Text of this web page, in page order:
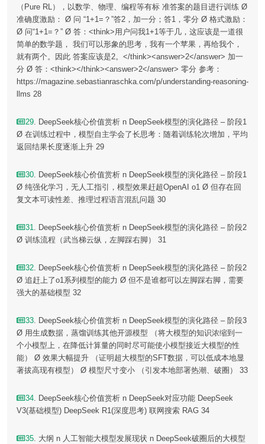
（Pure RL），以数学、物理、编程等有标 准答案的题目进行训练 Ø
准确度激励： Ø 问 “1+1=？”答2，加一分；答1，零分 Ø 格式激励：
Ø 问“1+1=？” Ø 答：<think>用户问我1+1等于几，这应该是一道很
简单的数学题， 我们可以形象的思考，我有一个苹果，再给我个，
就有两个。因此 答案应该是2。</think><answer>2</answer> 加一
分 Ø 答：<think></think><answer>2</answer> 零分 参考：
https://magazine.sebastianraschka.com/p/understanding-reasoning-
llms 28
29. DeepSeek核心价值赏析 n DeepSeek模型的演化路径 – 阶段1
Ø 在训练过程中，模型自主学会了长思考：随着训练轮次增加，平均
返回结果长度逐渐上升 29
30. DeepSeek核心价值赏析 n DeepSeek模型的演化路径 – 阶段1
Ø 纯强化学习，无人工指引，模型效果赶超OpenAI o1 Ø 但存在回
复文本可读性差、推理过程语言混乱问题 30
31. DeepSeek核心价值赏析 n DeepSeek模型的演化路径 – 阶段2
Ø 训练流程（武当梯云纵，左脚踩右脚） 31
32. DeepSeek核心价值赏析 n DeepSeek模型的演化路径 – 阶段2
Ø 追赶上了o1系列模型的能力 Ø 但不是谁都可以左脚踩右脚，需要
强大的基础模型 32
33. DeepSeek核心价值赏析 n DeepSeek模型的演化路径 – 阶段3
Ø 用生成数据，蒸馏训练其他开源模型 （将大模型的知识浓缩到一
个小模型上，在降低计算量的同时尽可能使小模型接近大模型的性
能） Ø 效果大幅提升 （证明超大模型的SFT数据，可以低成本地显
著拔高现有模型） Ø 模型尺寸变小 （引发本地部署热潮、破圈） 33
34. DeepSeek核心价值赏析 n DeepSeek对应功能 DeepSeek
V3(基础模型) DeepSeek R1(深度思考) 联网搜索 RAG 34
35. 大纲 n 人工智能大模型发展现状 n DeepSeek破圈后的大模型